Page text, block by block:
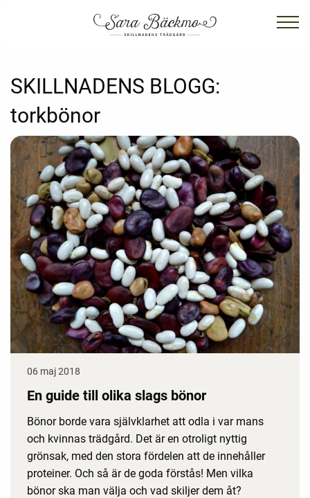
SKILLNADENS BLOGG:
torkbönor
06 maj 2018
En guide till olika slags bönor
Bönor borde vara självklarhet att odla i var mans
och kvinnas trädgård. Det är en otroligt nyttig
grönsak, med den stora fördelen att de innehåller
proteiner. Och så är de goda förstås! Men vilka
bönor ska man välja och vad skiljer dem åt?